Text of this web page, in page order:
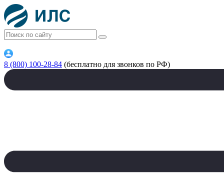
8 (800) 100-28-84 (бесплатно для звонков по РФ)